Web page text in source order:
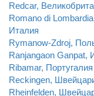
Redcar,
Romano di
Италия
Rymanow-Zdroj,
Ranjangaon Ganpat,
Ribamar, Португалия
Reckingen,
Rheinfelden,